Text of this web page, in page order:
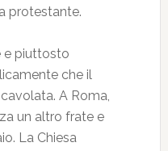
protestante.
e piuttosto
che il
A Roma,
un altro frate e
La Chiesa